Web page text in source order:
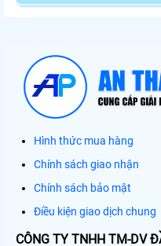
Hình thức mua hàng
Chính sách giao nhận
Chính sách bảo mật
Điều kiện giao dịch chung
CÔNG TY TNHH TM-DV